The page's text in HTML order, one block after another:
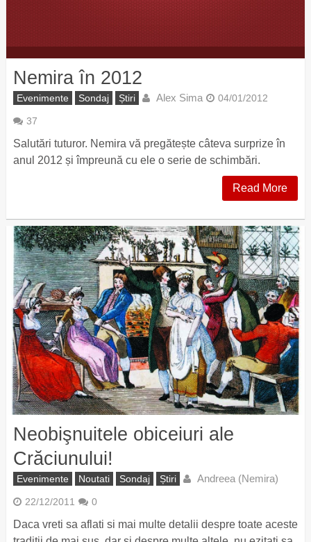
Nemira în 2012
Evenimente Sondaj Știri Alex Sima 04/01/2012
37
Salutări tuturor. Nemira vă pregătește câteva surprize în
anul 2012 și împreună cu ele o serie de schimbări.
Read More
Neobişnuitele obiceiuri ale
Crăciunului!
Evenimente Noutati Sondaj Știri Andreea (Nemira)
22/12/2011 0
Daca vreti sa aflati si mai multe detalii despre toate aceste